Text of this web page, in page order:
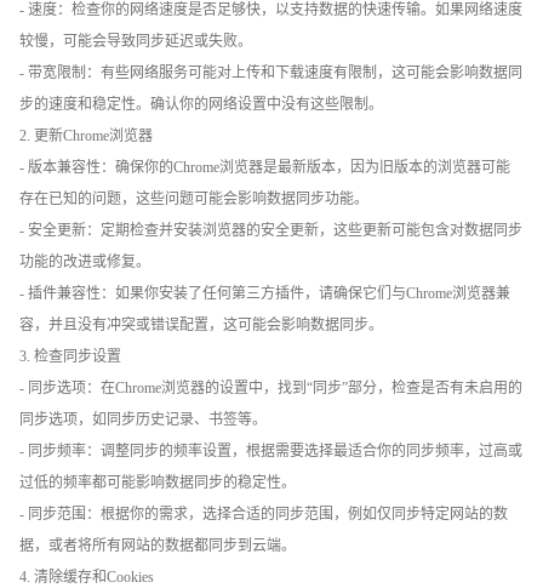
- 速度：检查你的网络速度是否足够快，以支持数据的快速传输。如果网络速度
较慢，可能会导致同步延迟或失败。
- 带宽限制：有些网络服务可能对上传和下载速度有限制，这可能会影响数据同
步的速度和稳定性。确认你的网络设置中没有这些限制。
2. 更新Chrome浏览器
- 版本兼容性：确保你的Chrome浏览器是最新版本，因为旧版本的浏览器可能
存在已知的问题，这些问题可能会影响数据同步功能。
- 安全更新：定期检查并安装浏览器的安全更新，这些更新可能包含对数据同步
功能的改进或修复。
- 插件兼容性：如果你安装了任何第三方插件，请确保它们与Chrome浏览器兼
容，并且没有冲突或错误配置，这可能会影响数据同步。
3. 检查同步设置
- 同步选项：在Chrome浏览器的设置中，找到“同步”部分，检查是否有未启用的
同步选项，如同步历史记录、书签等。
- 同步频率：调整同步的频率设置，根据需要选择最适合你的同步频率，过高或
过低的频率都可能影响数据同步的稳定性。
- 同步范围：根据你的需求，选择合适的同步范围，例如仅同步特定网站的数
据，或者将所有网站的数据都同步到云端。
4. 清除缓存和Cookies